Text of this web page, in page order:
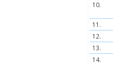
10.
11.
12.
13.
14.